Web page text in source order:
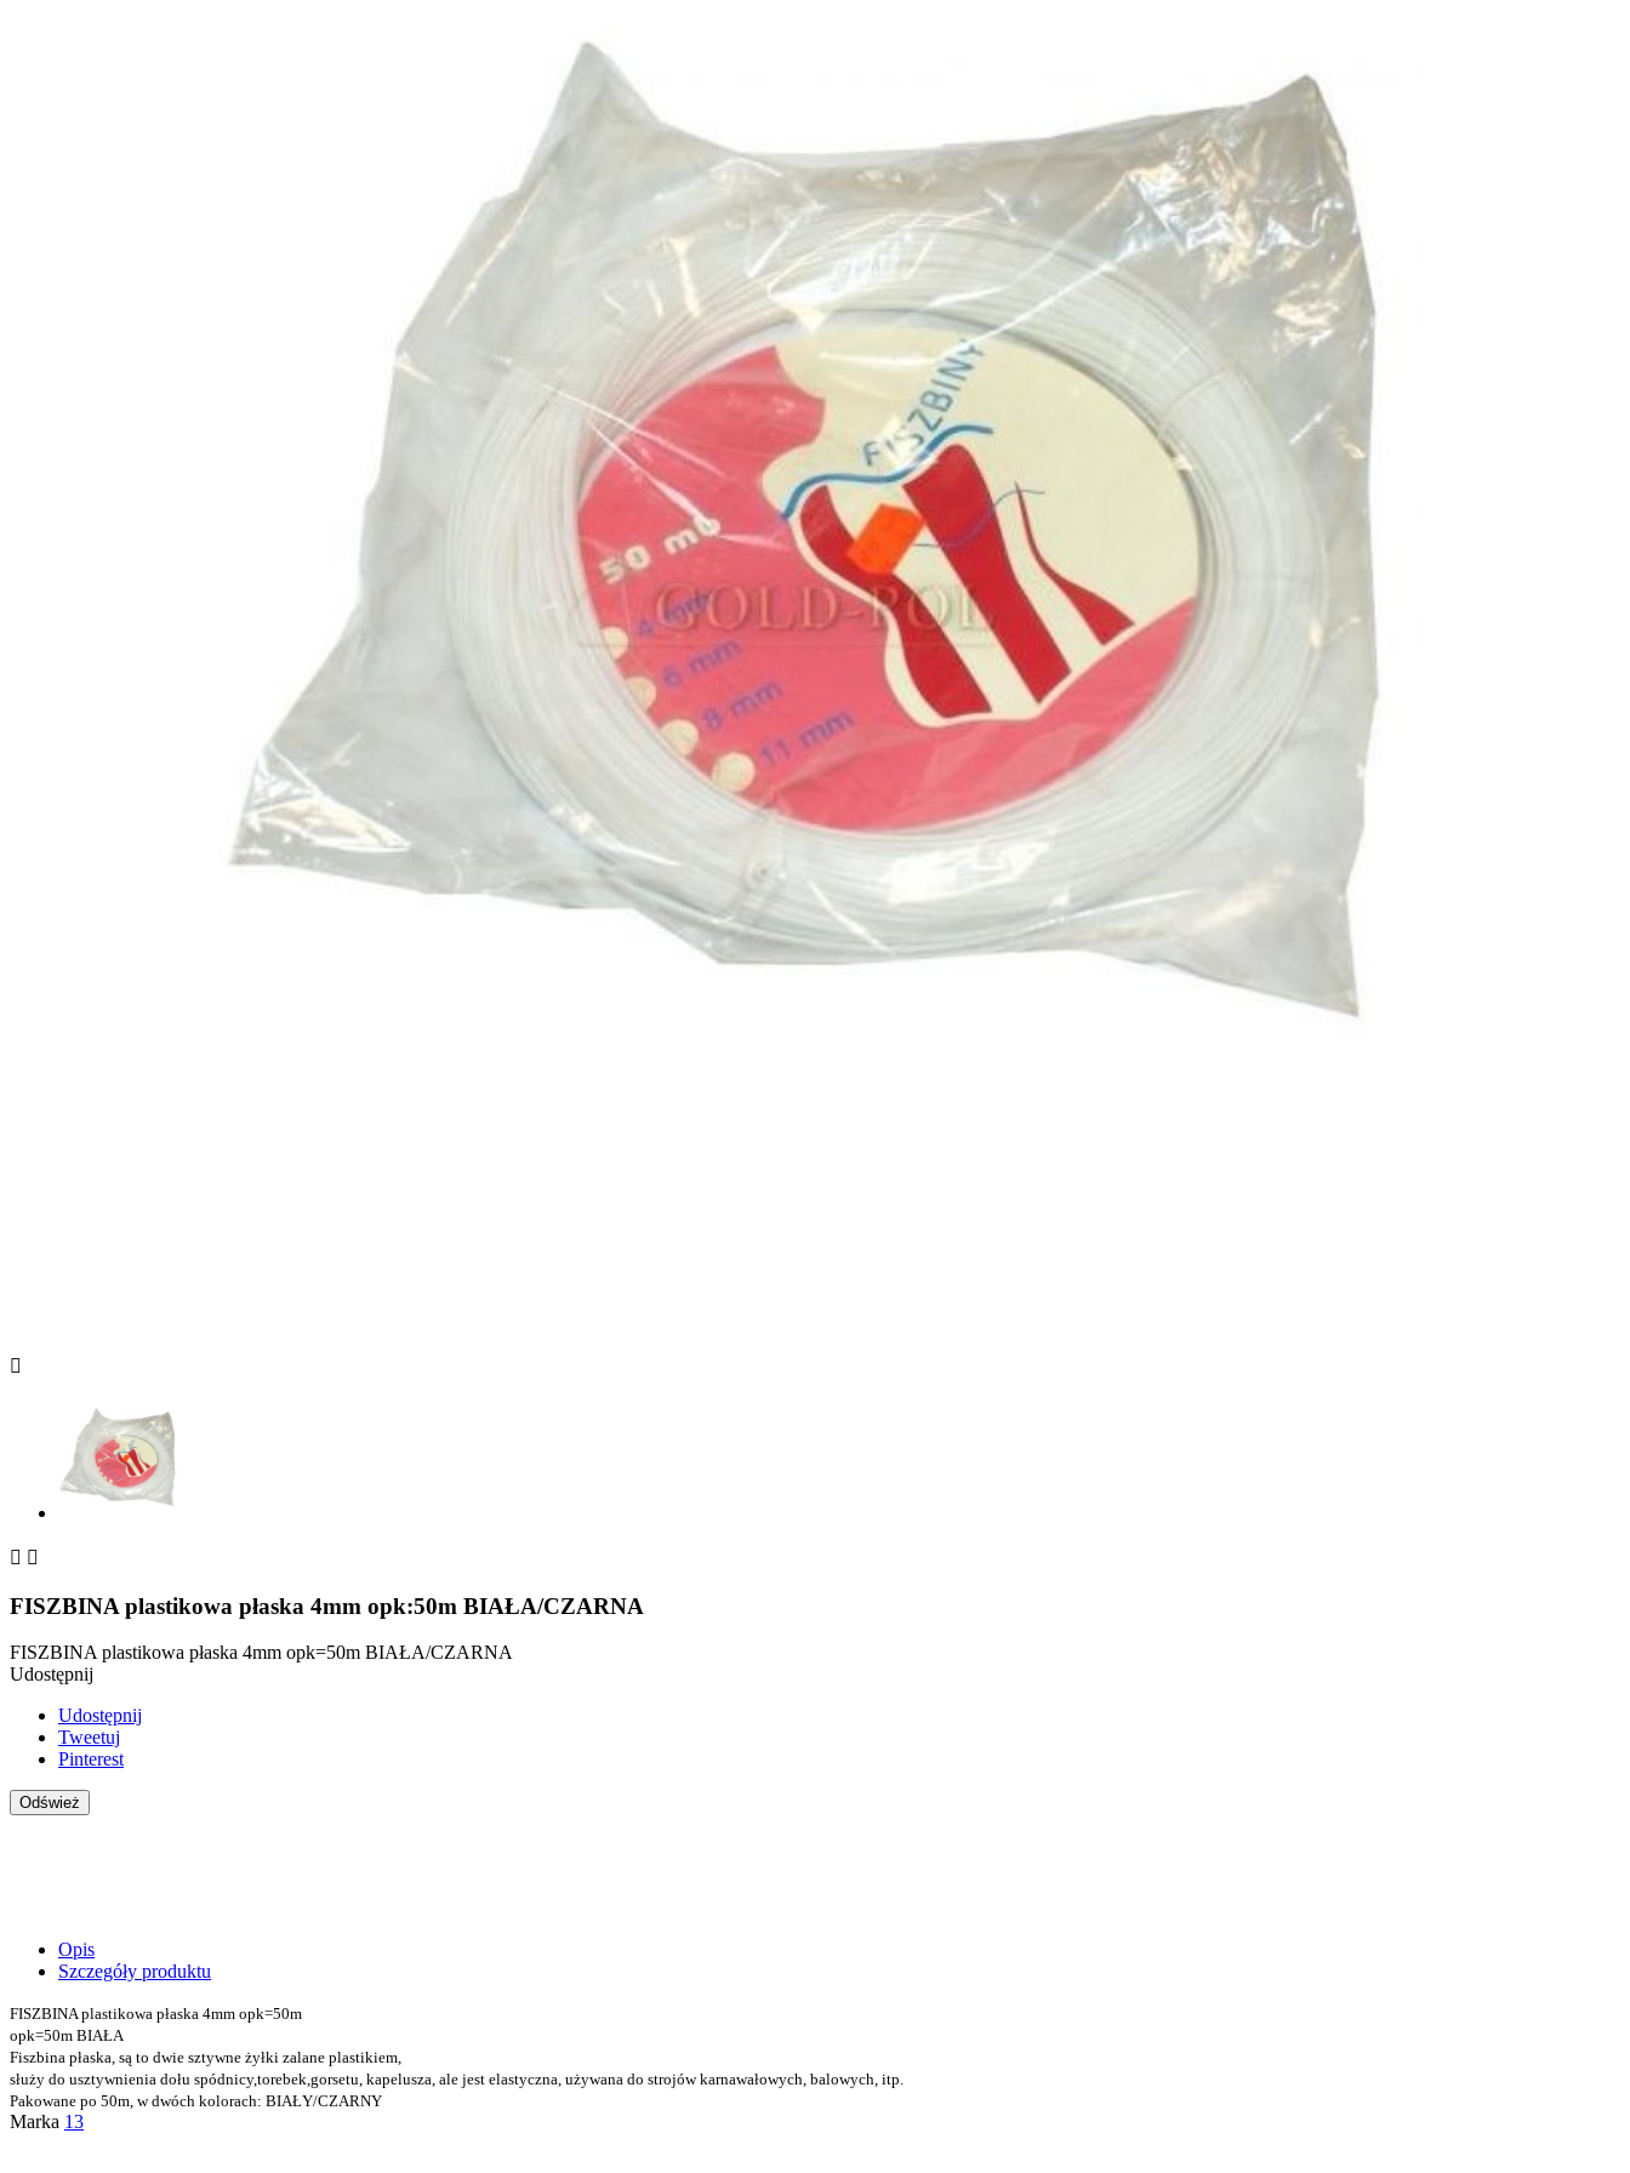

 
FISZBINA plastikowa płaska 4mm opk:50m BIAŁA/CZARNA
FISZBINA plastikowa płaska 4mm opk=50m BIAŁA/CZARNA
Udostępnij
Udostępnij
Tweetuj
Pinterest
Opis
Szczegóły produktu
FISZBINA plastikowa płaska 4mm opk=50m
opk=50m BIAŁA
Fiszbina płaska, są to dwie sztywne żyłki zalane plastikiem,
służy do usztywnienia dołu spódnicy,torebek,gorsetu, kapelusza, ale jest elastyczna, używana do strojów karnawałowych, balowych, itp.
Pakowane po 50m, w dwóch kolorach: BIAŁY/CZARNY
Marka 13